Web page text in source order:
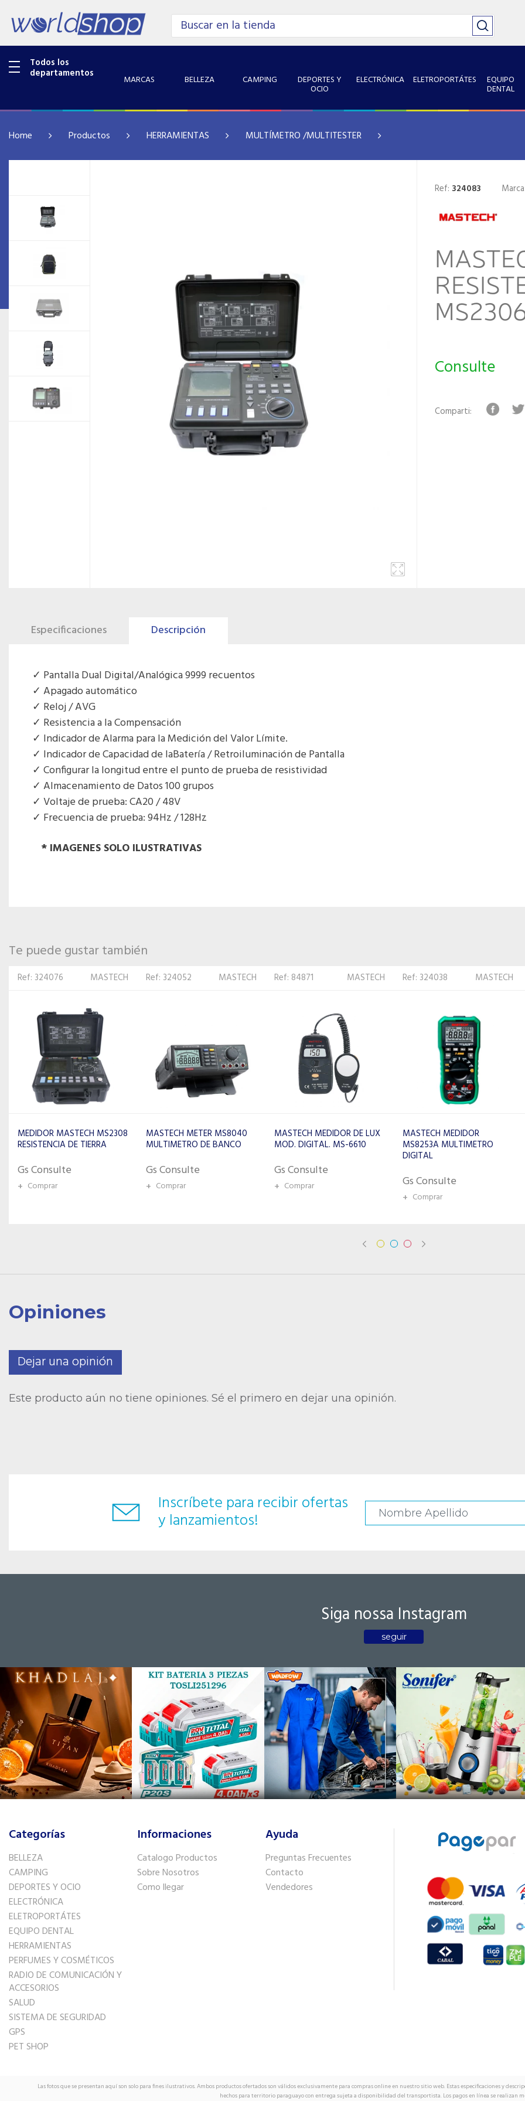
Todos los
departamentos MARCAS BELLEZA CAMPING DEPORTES Y
OCIO
ELECTRÓNICA ELETROPORTÁTES EQUIPO
DENTAL
Home Productos HERRAMIENTAS MULTÍMETRO /MULTITESTER
Ref: 324083
Consulte
Comparti:
Especificaciones Descripción
Pantalla Dual Digital/Analógica 9999 recuentos
Apagado automático
Reloj / AVG
Resistencia a la Compensación
Indicador de Alarma para la Medición del Valor Límite.
Indicador de Capacidad de laBatería / Retroiluminación de Pantalla
Configurar la longitud entre el punto de prueba de resistividad
Almacenamiento de Datos 100 grupos
Voltaje de prueba: CA20 / 48V
Frecuencia de prueba: 94Hz / 128Hz
* IMAGENES SOLO ILUSTRATIVAS
Te puede gustar también
Ref: 324052 MASTECH
MASTECH METER MS8040
MULTIMETRO DE BANCO
Gs Consulte
+ Comprar
Ref: 84871 MASTECH
MASTECH MEDIDOR DE LUX
MOD. DIGITAL. MS-6610
Gs Consulte
+ Comprar
Ref: 324038 MASTECH
MASTECH MEDIDOR
MS8253A MULTIMETRO
Gs Consulte
Ref: 526210 TOTAL
TOTAL MEDIDOR DE PINZA
AMPERIMÉTRICA AC/DC
600A TMT766002
Gs Consulte
+ Comprar
Opiniones
Dejar una opinión
Este producto aún no tiene opiniones. Sé el primero en dejar una opinión.
Inscríbete para recibir ofertas
y lanzamientos!
Siga nossa Instagram
seguir
Categorías
BELLEZA
CAMPING
DEPORTES Y OCIO
ELECTRÓNICA
ELETROPORTÁTES
EQUIPO DENTAL
HERRAMIENTAS
PERFUMES Y COSMÉTICOS
RADIO DE COMUNICACIÓN Y
ACCESORIOS
SALUD
SISTEMA DE SEGURIDAD
GPS
PET SHOP
Informaciones
Catalogo Productos
Sobre Nosotros
Como llegar
Ayuda
Preguntas Frecuentes
Contacto
Vendedores
Las fotos que se presentan aquí son solo para fines ilustrativos. Ambos productos ofertados son válidos exclusivamente para compras online en nuestro sitio web. Estas especificaciones y
hechos para territorio paraguayo con entrega sujeta a disponibilidad del transportista. Los pagos en línea se realizan